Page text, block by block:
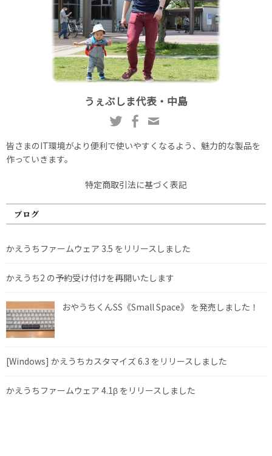
うぇぶしま代表・中島
皆さまのIT環境がより便利で使いやすくなるよう、魅力的な製品を
作っていきます。
特定商取引法に基づく表記
ブログ
かえうちファームウェア 3.5 をリリースしました
かえうち2 の予約受け付けを再開いたします
おやうちくんSS《Small Space》 を発売しました！
[Windows] かえうちカスタマイズ 6.3 をリリースしました
かえうちファームウェア 4.1β をリリースしました